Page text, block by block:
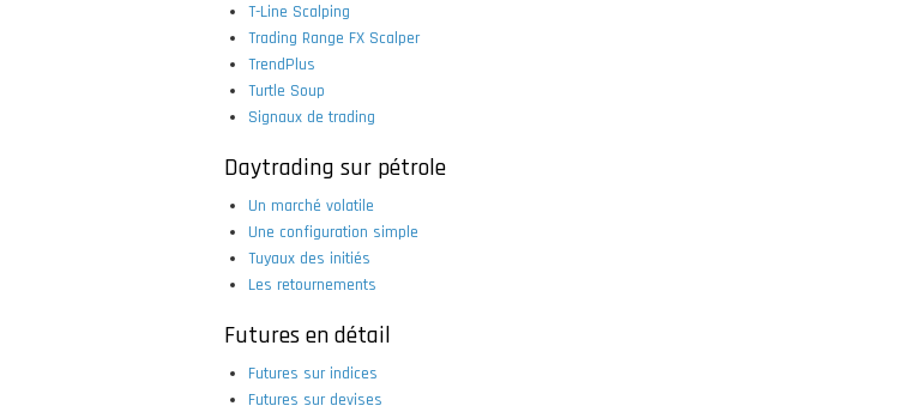
T-Line Scalping
Trading Range FX Scalper
TrendPlus
Turtle Soup
Signaux de trading
Daytrading sur pétrole
Un marché volatile
Une configuration simple
Tuyaux des initiés
Les retournements
Futures en détail
Futures sur indices
Futures sur devises